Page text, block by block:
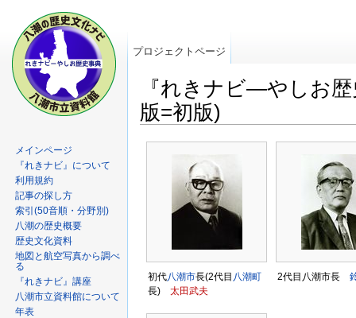
『れきナビ―やしお
版=初版)
初代八潮市長(2代目 八潮町
長) 太田武夫
2代目八潮市長
プロジェクトページ
メインページ
『れきナビ』について
利用規約
記事の探し方
索引(50音順・分野別)
八潮の歴史概要
歴史文化資料
地図と航空写真から調べ
る
『れきナビ』講座
八潮市立資料館について
年表